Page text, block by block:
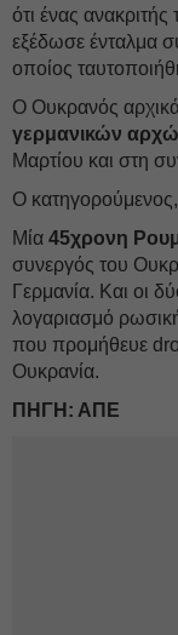
ότι ένας
εξέδωσε ένταλμα
οποίος
Ο Ουκρανός
γερμανικών
Μαρτίου και στη
Ο
Μία 45χρονη
συνεργός του
Γερμανία. Και οι
λογαριασμό
που προμήθευε
Ουκρανία.
ΠΗΓΗ: ΑΠΕ